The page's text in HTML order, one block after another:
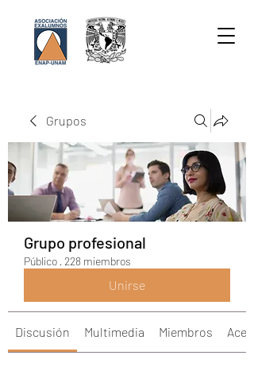
Grupos
Grupo profesional
Público · 228 miembros
Unirse
Discusión Multimedia Miembros